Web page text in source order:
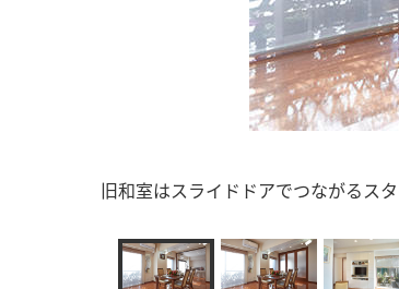
旧和室はスライドドアでつながるス